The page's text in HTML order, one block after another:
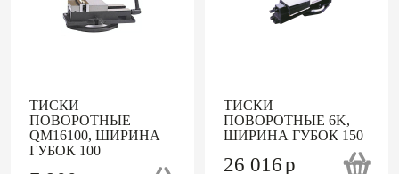
ТИСКИ
ПОВОРОТНЫЕ
QM16100, ШИРИНА
ГУБОК 100
ТИСКИ
ПОВОРОТНЫЕ 6K,
ШИРИНА ГУБОК 150
26 016p